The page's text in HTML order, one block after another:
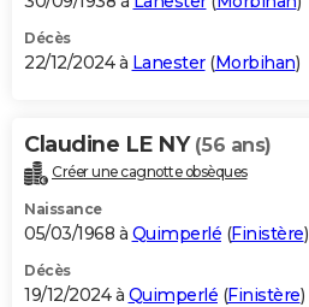
Décès
22/12/2024 à Lanester(Morbihan)
Claudine LE NY (56 ans)
Créer une cagnotte obsèques
Naissance
05/03/1968 à Quimperlé (Finistère)
Décès
19/12/2024 à Quimperlé (Finistère)